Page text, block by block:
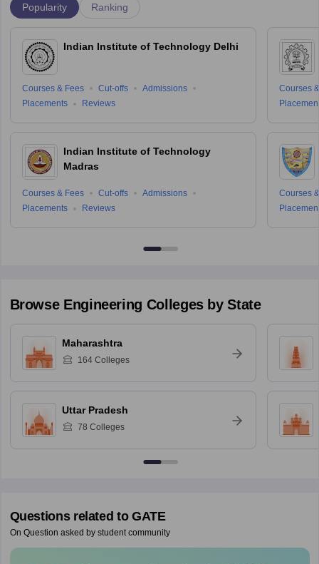
Popularity Ranking
Indian Institute of Technology Delhi
Courses & Fees Cut-offs
Admissions
Placements
Reviews
Indian Institute of Technology
Madras
Courses & Fees Cut-offs
Admissions
Placements
Reviews
Courses
Courses
Browse Engineering Colleges by State
Maharashtra
164Colleges
Uttar Pradesh
78 Colleges
Questions related to GATE
On Question asked by student community